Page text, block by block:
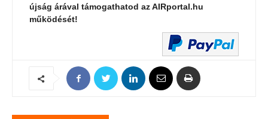
újság árával támogathatod az AIRportal.hu
működését!